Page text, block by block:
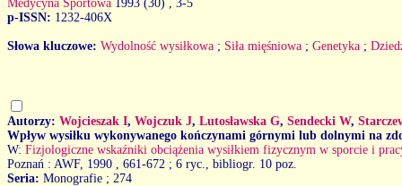
Medycyna Sportowa 1993 (30)
, 3-5
p-ISSN: 1232-406X
Słowa kluczowe: Wydolność wysiłkowa ; Siła mięśniowa ; Genetyka ;
Autorzy: Wojcieszak I, Wojczuk J, Lutosławska G, Sendecki W,
Wpływ wysiłku wykonywanego kończynami górnymi lub dolnymi na
W: Fizjologiczne wskaźniki obciążenia wysiłkiem fizycznym w sporcie i
Poznań : AWF, 1990
, 661-672 ; 6 ryc., bibliogr. 10 poz.
Seria: Monografie ; 274